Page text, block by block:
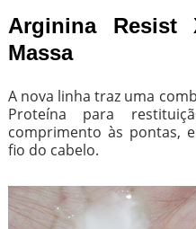
Arginina Resist
Massa
A nova linha traz uma
Proteína para
comprimento às pontas,
fio do cabelo.